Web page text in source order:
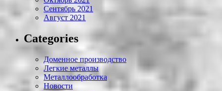
Сентябрь 2021
Август 2021
Categories
Доменное производство
Легкие металлы
Металлообработка
Новости